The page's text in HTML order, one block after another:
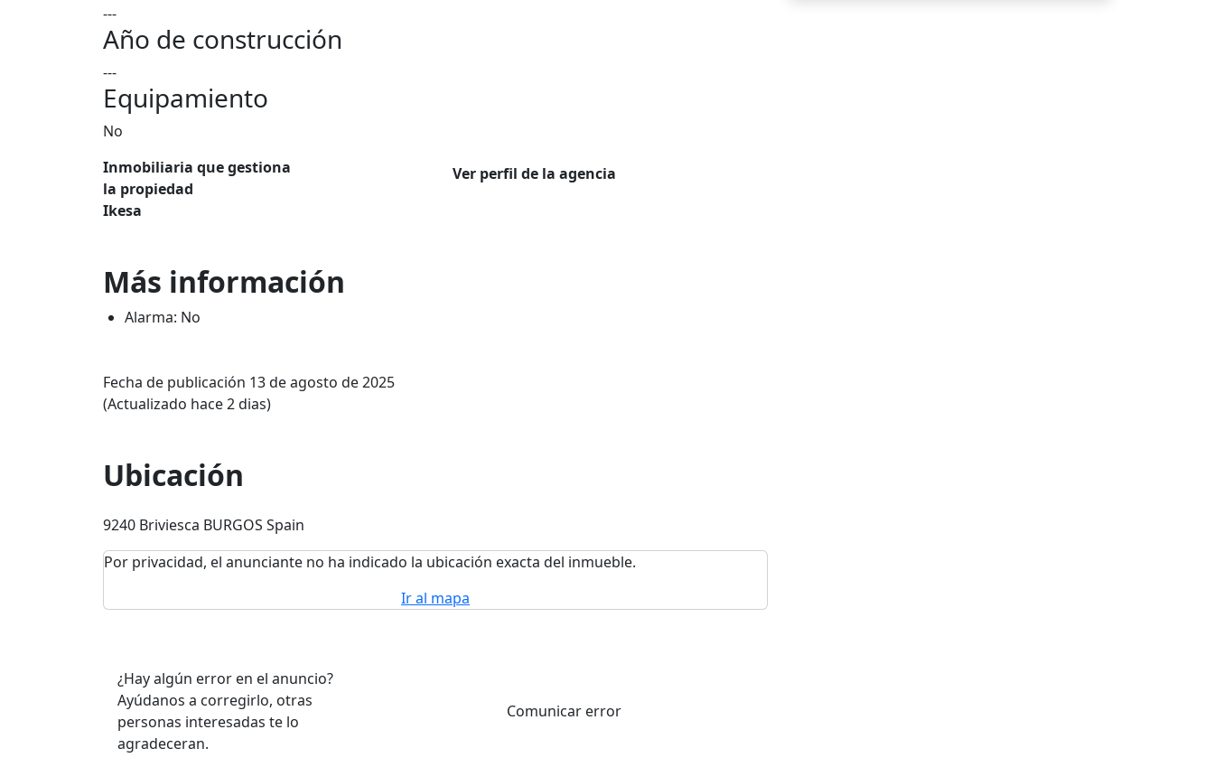
---
Año de construcción
---
Equipamiento
No
Inmobiliaria que gestiona
la propiedad
Ikesa
Ver perfil de la agencia
Más información
Alarma: No
Fecha de publicación 13 de agosto de 2025
(Actualizado hace 2 dias)
Ubicación
9240 Briviesca BURGOS Spain
Por privacidad, el anunciante no ha indicado la ubicación exacta del inmueble.
Ir al mapa
¿Hay algún error en el anuncio?
Ayúdanos a corregirlo, otras
personas interesadas te lo
agradeceran.
Comunicar error